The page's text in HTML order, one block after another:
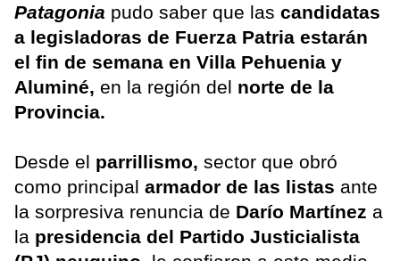
Patagonia pudo saber que las candidatas
a legisladoras de Fuerza Patria estarán
el fin de semana en Villa Pehuenia y
Aluminé, en la región del norte de la
Provincia.
Desde el parrillismo, sector que obró
como principal armador de las listas ante
la sorpresiva renuncia de Darío Martínez a
la presidencia del Partido Justicialista